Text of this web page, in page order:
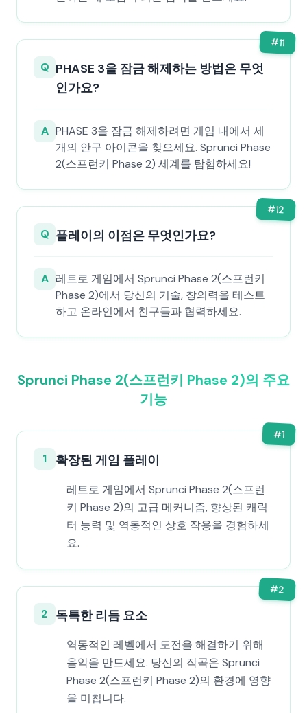
#11
Q PHASE 3을 잠금 해제하는 방법은 무엇
인가요?
A PHASE 3을 잠금 해제하려면 게임 내에서 세
개의 안구 아이콘을 찾으세요. Sprunci Phase
2(스프런키 Phase 2) 세계를 탐험하세요!
#12
Q 플레이의 이점은 무엇인가요?
A 레트로 게임에서 Sprunci Phase 2(스프런키
Phase 2)에서 당신의 기술, 창의력을 테스트
하고 온라인에서 친구들과 협력하세요.
Sprunci Phase 2(스프런키 Phase 2)의 주요
기능
#1
1 확장된 게임 플레이
레트로 게임에서 Sprunci Phase 2(스프런
키 Phase 2)의 고급 메커니즘, 향상된 캐릭
터 능력 및 역동적인 상호 작용을 경험하세
요.
#2
2 독특한 리듬 요소
역동적인 레벨에서 도전을 해결하기 위해
음악을 만드세요. 당신의 작곡은 Sprunci
Phase 2(스프런키 Phase 2)의 환경에 영향
을 미칩니다.